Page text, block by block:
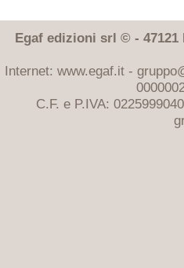
Egaf edizioni srl © - 47121
Internet: www.egaf.it -
C.F. e P.IVA: